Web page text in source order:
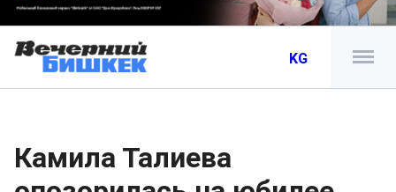
KG
Камила Талиева